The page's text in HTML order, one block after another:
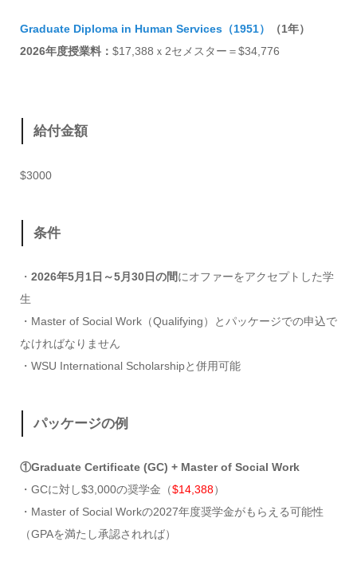
Graduate Diploma in Human Services（1951）
（1年）
2026年度授業料： $17,388ｘ2セメスター＝$34,776
給付金額
$3000
条件
・ 2026年5月1日～5月30日の間にオファーをアクセプトした学
生
・Master of Social Work（Qualifying）とパッケージでの申込で
なければなりません
・WSU International Scholarshipと併用可能
パッケージの例
①Graduate Certificate (GC) + Master of Social Work
・GCに対し$3,000の奨学金（$14,388）
・Master of Social Workの2027年度奨学金がもらえる可能性
（GPAを満たし承認されれば）